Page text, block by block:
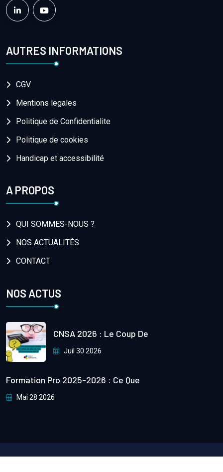
AUTRES INFORMATIONS
CGV
Mentions legales
Politique de Confidentialite
Politique de cookies
Handicap et accessibilité
A PROPOS
QUI SOMMES-NOUS ?
NOS ACTUALITÉS
CONTACT
NOS ACTUS
CNSA 2026 : Le Coup De
Juil 30 2026
Formation Pro 2025-2026 : Ce Que
Mai 28 2026